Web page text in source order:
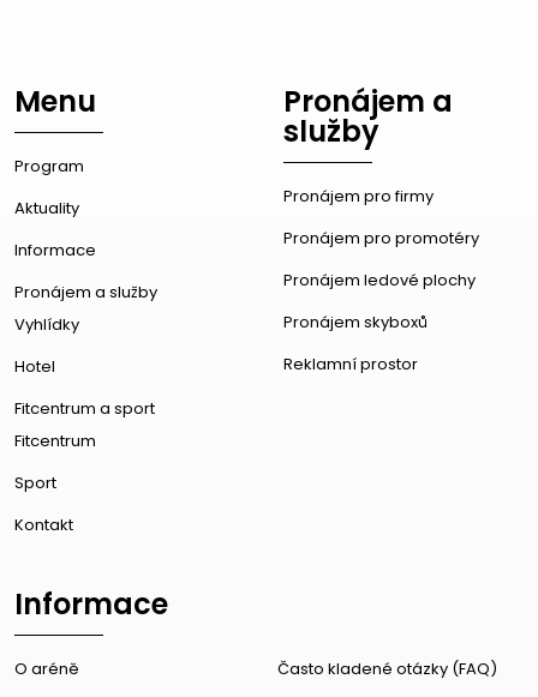
Menu
Program
Aktuality
Informace
Pronájem a služby
Vyhlídky
Hotel
Fitcentrum a sport
Fitcentrum
Sport
Kontakt
Informace
O aréně
Často kladené otázky (FAQ)
Pronájem a
služby
Pronájem pro firmy
Pronájem pro promotéry
Pronájem ledové plochy
Pronájem skyboxů
Reklamní prostor